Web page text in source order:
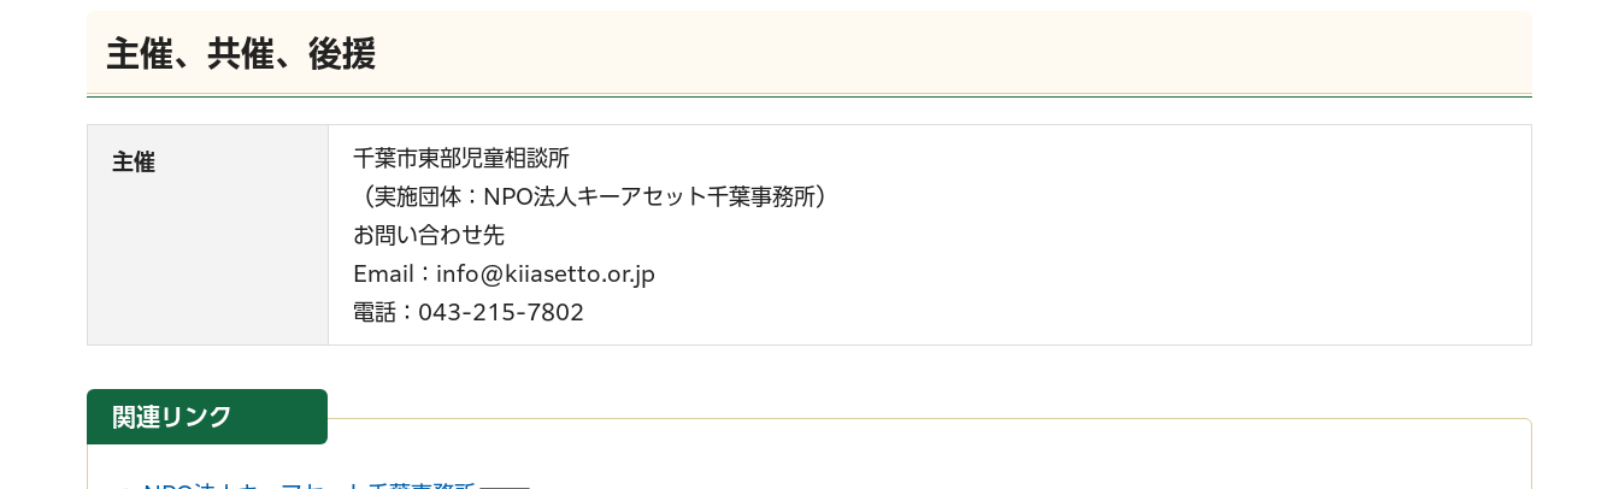
主催、共催、後援
主催
千葉市東部児童相談所
（実施団体：NPO法人キーアセット千葉事務所）
お問い合わせ先
Email：info@kiiasetto.or.jp
電話：043-215-7802
関連リンク